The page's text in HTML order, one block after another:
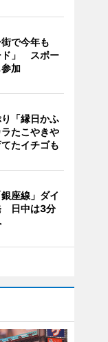
で今年も
ド」 スポー
加
「縁日かふ
たこやきや
たイチゴも
座線」ダイ
日中は3分